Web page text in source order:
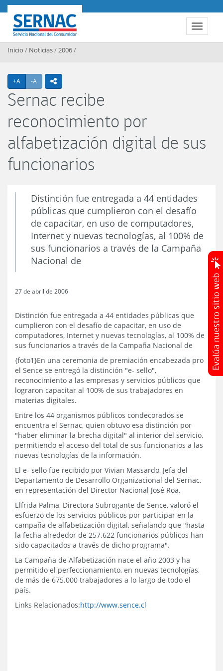
Contenido principal
Toggle
SERNAC
Inicio / Noticias/2006/
+A Agrandar texto
-A Achicar textoicono compartir
Sernac recibe
reconocimiento por
alfabetización digital de sus
funcionarios
Distinción fue entregada a 44 entidades
públicas que cumplieron con el desafío
de capacitar, en uso de computadores,
Internet y nuevas tecnologías, al 100% de
sus funcionarios a través de la Campaña
Nacional de
27 de abril de 2006
Distinción fue entregada a 44 entidades públicas que
cumplieron con el desafío de capacitar, en uso de
computadores, Internet y nuevas tecnologías, al 100% de
sus funcionarios a través de la Campaña Nacional de
{foto1}En una ceremonia de premiación encabezada pro
el Sence se entregó la distinción "e- sello",
reconocimiento a las empresas y servicios públicos que
lograron capacitar al 100% de sus trabajadores en
materias digitales.
Entre los 44 organismos públicos condecorados se
encuentra el Sernac, quien obtuvo esa distinción por
"haber eliminar la brecha digital" al interior del servicio,
permitiendo el acceso del total de sus funcionarios a las
nuevas tecnologías de la información.
El e- sello fue recibido por Vivian Massardo, Jefa del
Departamento de Desarrollo Organizacional del Sernac,
en representación del Director Nacional José Roa.
Elfrida Palma, Directora Subrogante de Sence, valoró el
esfuerzo de los servicios públicos por participar en la
campaña de alfabetización digital, señalando que "hasta
la fecha alrededor de 257.622 funcionarios públicos han
sido capacitados a través de dicho programa".
La Campaña de Alfabetización nace el año 2003 y ha
permitido el perfeccionamiento, en nuevas tecnologías,
de más de 675.000 trabajadores a lo largo de todo el
país.
Links Relacionados:http://www.sence.cl